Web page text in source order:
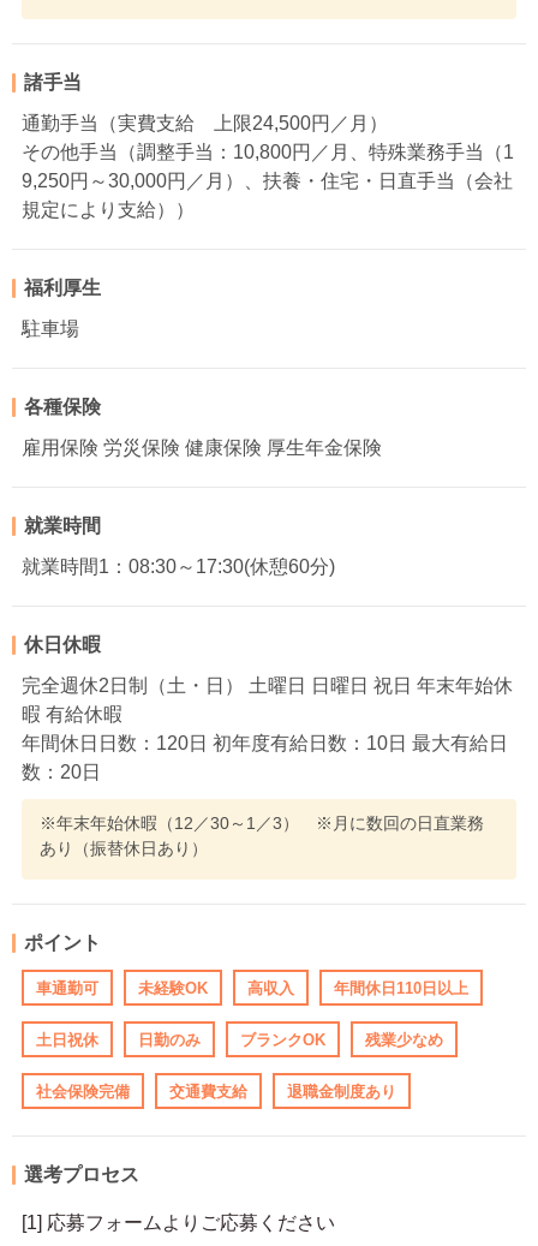
諸手当
通勤手当（実費支給 上限24,500円／月）
その他手当（調整手当：10,800円／月、特殊業務手当（1
9,250円～30,000円／月）、扶養・住宅・日直手当（会社
規定により支給））
福利厚生
駐車場
各種保険
雇用保険 労災保険 健康保険 厚生年金保険
就業時間
就業時間1：08:30～17:30(休憩60分)
休日休暇
完全週休2日制（土・日） 土曜日 日曜日 祝日 年末年始休
暇 有給休暇
年間休日日数：120日 初年度有給日数：10日 最大有給日
数：20日
※年末年始休暇（12／30～1／3） ※月に数回の日直業務
あり（振替休日あり）
ポイント
車通勤可 未経験OK 高収入 年間休日110日以上
土日祝休 日勤のみ ブランクOK 残業少なめ
社会保険完備 交通費支給 退職金制度あり
選考プロセス
[1] 応募フォームよりご応募ください